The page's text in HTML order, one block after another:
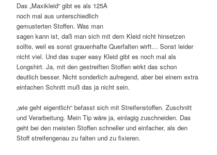
Das „Maxikleid“ gibt es als 125A
noch mal aus unterschiedlich
gemusterten Stoffen. Was man
sagen kann ist, daß man sich mit dem Kleid nicht hinsetzen
sollte, weil es sonst grauenhafte Querfalten wirft… Sonst leider
nicht viel. Und das super easy Kleid gibt es noch mal als
Longshirt. Ja, mit den gestreiften Stoffen wirkt das schon
deutlich besser. Nicht sonderlich aufregend, aber bei einem extra
einfachen Schnitt muß das ja nicht sein.
„wie geht eigentlich“ befasst sich mit Streifenstoffen. Zuschnitt
und Verarbeitung. Mein Tip wäre ja, einlagig zuschneiden. Das
geht bei den meisten Stoffen schneller und einfacher, als den
Stoff streifengenau zu falten und zu fixieren.